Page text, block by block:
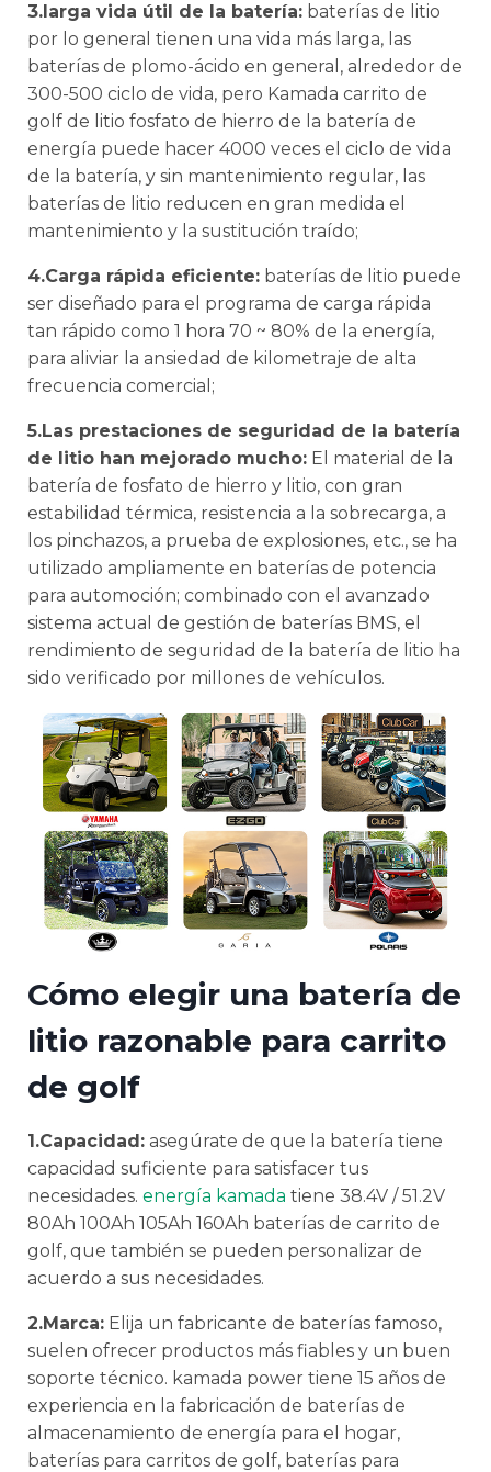
3.larga vida útil de la batería: baterías de litio
por lo general tienen una vida más larga, las
baterías de plomo-ácido en general, alrededor de
300-500 ciclo de vida, pero Kamada carrito de
golf de litio fosfato de hierro de la batería de
energía puede hacer 4000 veces el ciclo de vida
de la batería, y sin mantenimiento regular, las
baterías de litio reducen en gran medida el
mantenimiento y la sustitución traído;
4.Carga rápida eficiente: baterías de litio puede
ser diseñado para el programa de carga rápida
tan rápido como 1 hora 70 ~ 80% de la energía,
para aliviar la ansiedad de kilometraje de alta
frecuencia comercial;
5.Las prestaciones de seguridad de la batería
de litio han mejorado mucho: El material de la
batería de fosfato de hierro y litio, con gran
estabilidad térmica, resistencia a la sobrecarga, a
los pinchazos, a prueba de explosiones, etc., se ha
utilizado ampliamente en baterías de potencia
para automoción; combinado con el avanzado
sistema actual de gestión de baterías BMS, el
rendimiento de seguridad de la batería de litio ha
sido verificado por millones de vehículos.
Cómo elegir una batería de
litio razonable para carrito
de golf
1.Capacidad: asegúrate de que la batería tiene
capacidad suficiente para satisfacer tus
necesidades. energía kamada tiene 38.4V / 51.2V
80Ah 100Ah 105Ah 160Ah baterías de carrito de
golf, que también se pueden personalizar de
acuerdo a sus necesidades.
2.Marca: Elija un fabricante de baterías famoso,
suelen ofrecer productos más fiables y un buen
soporte técnico. kamada power tiene 15 años de
experiencia en la fabricación de baterías de
almacenamiento de energía para el hogar,
baterías para carritos de golf, baterías para